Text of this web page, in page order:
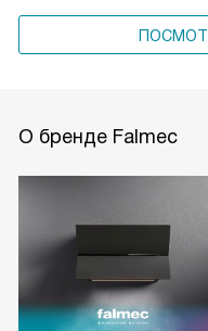
О бренде Falmec